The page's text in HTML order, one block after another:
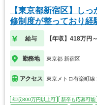
【東京都新宿区】し
修制度が整っており経
給与 【年収】418万円
勤務地 東京都 新宿区
アクセス 東京メトロ有楽町線
年収800万円以上可 新卒も応募可能